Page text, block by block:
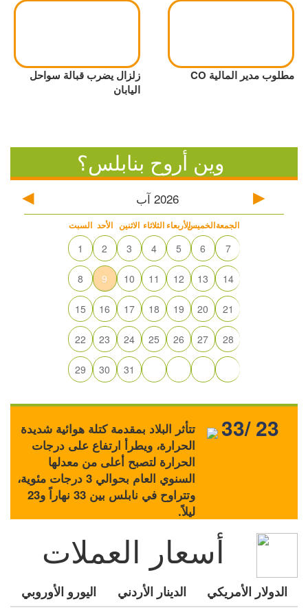
مطلوب مدير المالية CO
زلزال يضرب قبالة سواحل
اليابان
وين أروح بنابلس؟
2026 آب
السبت الأحد الاثنين الثلاثاء الأربعاءالخميسالجمعة
1 2 3 4 5 6 7
8 9 10 11 12 13 14
15 16 17 18 19 20 21
22 23 24 25 26 27 28
29 30 31
تتأثر البلاد بمقدمة كتلة هوائية شديدة
الحرارة، ويطرأ ارتفاع على درجات
الحرارة لتصبح أعلى من معدلها
السنوي العام بحوالي 3 درجات مئوية،
وتتراوح في نابلس بين 33 نهاراً و23
ليلاً.
33/ 23
أسعار العملات
الدولار الأمريكي الدينار الأردني اليورو الأوروبي